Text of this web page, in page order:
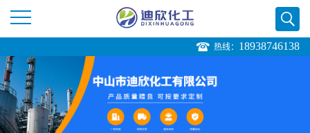
司
首
热线： 18938746138